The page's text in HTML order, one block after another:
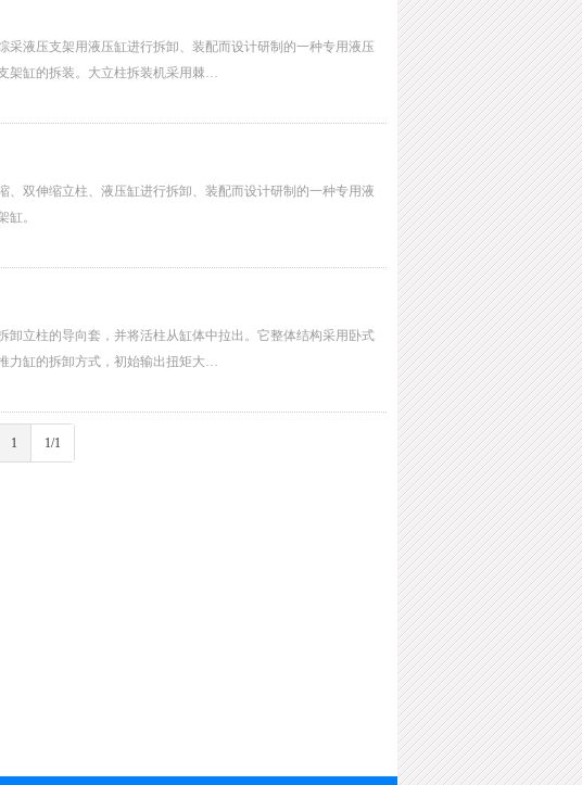
液压支架用液压缸进行拆卸、装配而设计研制的一种专用液压
架缸的拆装。大立柱拆装机采用棘…
双伸缩立柱、液压缸进行拆卸、装配而设计研制的一种专用液
缸。
立柱的导向套，并将活柱从缸体中拉出。它整体结构采用卧式
力缸的拆卸方式，初始输出扭矩大…
1 1/1